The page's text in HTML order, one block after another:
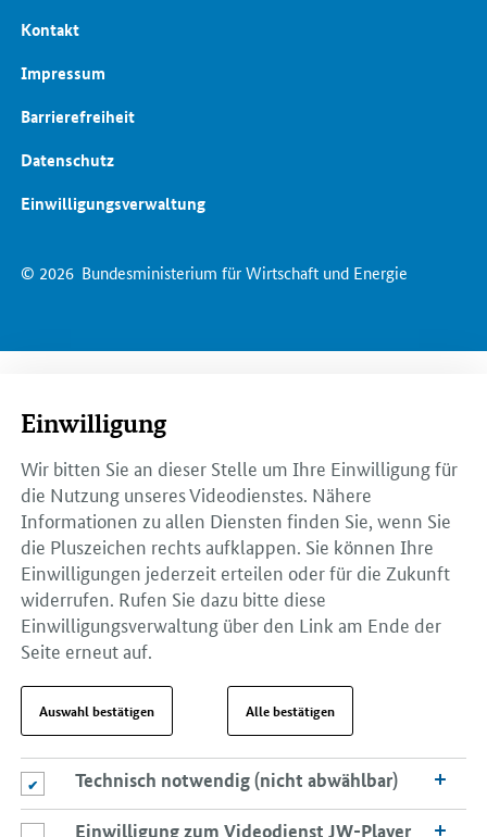
© 2026 Bundesministerium für Wirtschaft und Energie
Kontakt
Impressum
Barrierefreiheit
Datenschutz
Einwilligungsverwaltung
Einwilligung
Wir bitten Sie an dieser Stelle um Ihre Einwilligung für
die Nutzung unseres Videodienstes. Nähere
Informationen zu allen Diensten finden Sie, wenn Sie
die Pluszeichen rechts aufklappen. Sie können Ihre
Einwilligungen jederzeit erteilen oder für die Zukunft
widerrufen. Rufen Sie dazu bitte diese
Einwilligungsverwaltung über den Link am Ende der
Seite erneut auf.
Auswahl bestätigen Alle bestätigen
Technisch notwendig (nicht abwählbar)
Technisch notwendig (nicht abwählbar)
Einwilligung zum Videodienst JW-Player